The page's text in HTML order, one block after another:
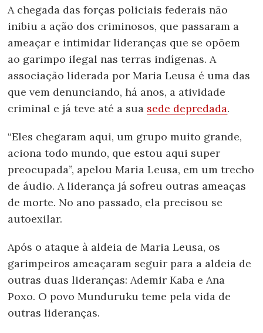
A chegada das forças policiais federais não
inibiu a ação dos criminosos, que passaram a
ameaçar e intimidar lideranças que se opõem
ao garimpo ilegal nas terras indígenas. A
associação liderada por Maria Leusa é uma das
que vem denunciando, há anos, a atividade
criminal e já teve até a sua sede depredada.
“Eles chegaram aqui, um grupo muito grande,
aciona todo mundo, que estou aqui super
preocupada”, apelou Maria Leusa, em um trecho
de áudio. A liderança já sofreu outras ameaças
de morte. No ano passado, ela precisou se
autoexilar.
Após o ataque à aldeia de Maria Leusa, os
garimpeiros ameaçaram seguir para a aldeia de
outras duas lideranças: Ademir Kaba e Ana
Poxo. O povo Munduruku teme pela vida de
outras lideranças.